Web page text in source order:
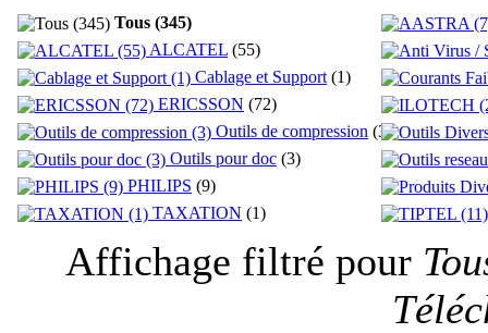
Tous (345)
ALCATEL (55)
Cablage et Support (1)
ERICSSON (72)
Outils de compression (3)
Outils pour doc (3)
PHILIPS (9)
TAXATION (1)
Affichage filtré pour